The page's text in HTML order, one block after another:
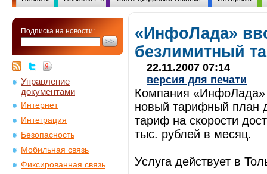
Подписка на новости:
Управление
документами
Интернет
Интеграция
Безопасность
Мобильная связь
Фиксированная связь
«ИнфоЛада»
безлимитный
22.11.2007 07:14
версия для печати
Компания «ИнфоЛада»
новый тарифный план
тариф на скорости
тыс. рублей в месяц.
Услуга действует в